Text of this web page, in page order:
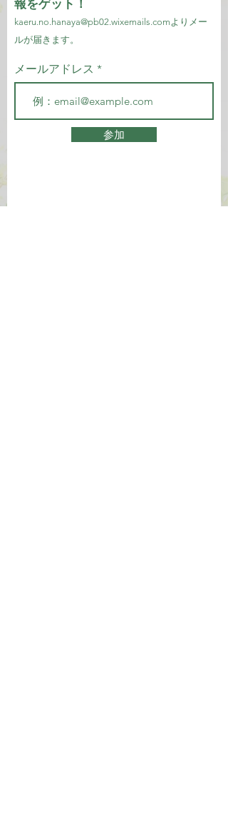
報をゲット！
kaeru.no.hanaya@pb02.wixemails.com より メー
ルが届きます。
メールアドレス
参加